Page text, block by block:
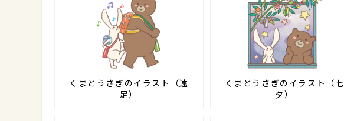
くまとうさぎのイラスト（遠
足）
くまとうさぎのイラスト（七
夕）